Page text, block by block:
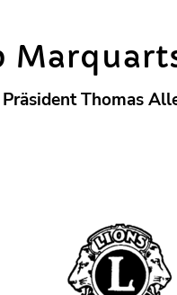
Präsident Thomas